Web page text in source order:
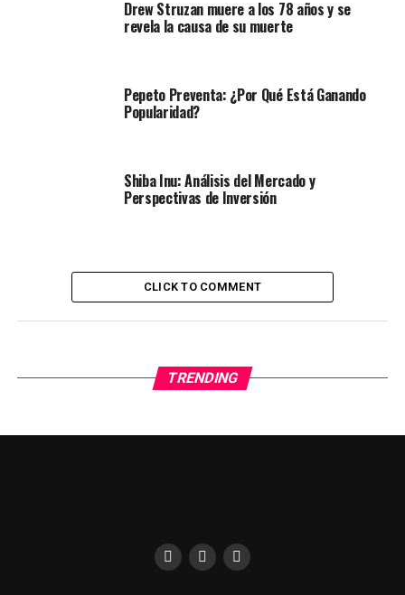
Drew Struzan muere a los 78 años y se
revela la causa de su muerte
Pepeto Preventa: ¿Por Qué Está Ganando
Popularidad?
Shiba Inu: Análisis del Mercado y
Perspectivas de Inversión
CLICK TO COMMENT
TRENDING